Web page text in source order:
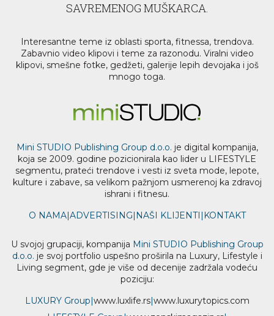
SAVREMENOG MUŠKARCA.
Interesantne teme iz oblasti sporta, fitnessa, trendova.
Zabavnio video klipovi i teme za razonodu. Viralni video
klipovi, smešne fotke, gedžeti, galerije lepih devojaka i još
mnogo toga.
Mini STUDIO Publishing Group d.o.o. je digital kompanija,
koja se 2009. godine pozicionirala kao lider u LIFESTYLE
segmentu, prateći trendove i vesti iz sveta mode, lepote,
kulture i zabave, sa velikom pažnjom usmerenoj ka zdravoj
ishrani i fitnesu.
O NAMA|ADVERTISING| NAŠI KLIJENTI | KONTAKT
U svojoj grupaciji, kompanija Mini STUDIO Publishing Group
d.o.o. je svoj portfolio uspešno proširila na Luxury, Lifestyle i
Living segment, gde je više od decenije zadržala vodeću
poziciju:
LUXURY Group|www.luxlife.rs|www.luxurytopics.com